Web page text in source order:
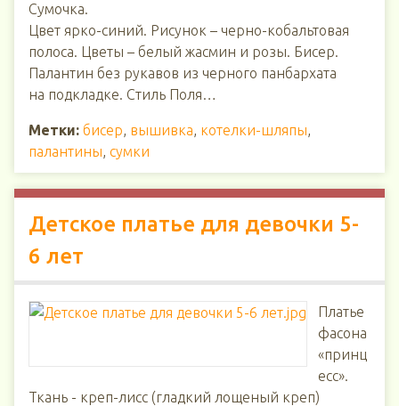
Сумочка.
Цвет ярко-синий. Рисунок – черно-кобальтовая
полоса. Цветы – белый жасмин и розы. Бисер.
Палантин без рукавов из черного панбархата
на подкладке. Стиль Поля…
Метки: бисер, вышивка, котелки-шляпы,
палантины, сумки
Детское платье для девочки 5-
6 лет
Платье
фасона
«принц
есс».
Ткань - креп-лисс (гладкий лощеный креп)